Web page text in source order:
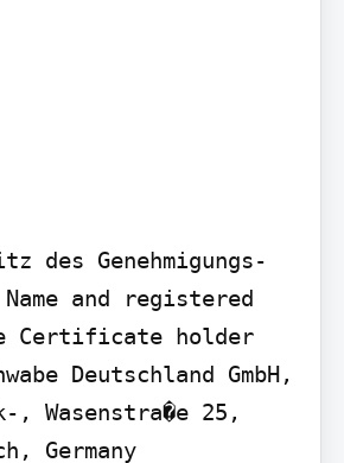
des Genehmigungs-
and registered
Certificate holder
Deutschland GmbH,
, Wasenstra�e 25,
Germany